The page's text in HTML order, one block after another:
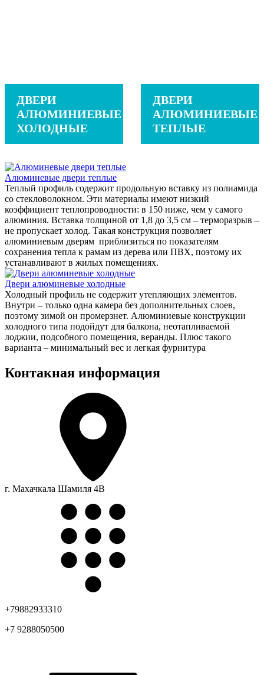
ДВЕРИ
АЛЮМИНИЕВЫЕ
ХОЛОДНЫЕ
ДВЕРИ
АЛЮМИНИЕВЫЕ
ТЕПЛЫЕ
Алюминевые двери теплые
Теплый профиль содержит продольную вставку из полиамида
со стекловолокном. Эти материалы имеют низкий
коэффициент теплопроводности: в 150 ниже, чем у самого
алюминия. Вставка толщиной от 1,8 до 3,5 см – терморазрыв –
не пропускает холод. Такая конструкция позволяет
алюминиевым дверям приблизиться по показателям
сохранения тепла к рамам из дерева или ПВХ, поэтому их
устанавливают в жилых помещениях.
Двери алюминевые холодные
Холодный профиль не содержит утепляющих элементов.
Внутри – только одна камера без дополнительных слоев,
поэтому зимой он промерзнет. Алюминиевые конструкции
холодного типа подойдут для балкона, неотапливаемой
лоджии, подсобного помещения, веранды. Плюс такого
варианта – минимальный вес и легкая фурнитура
Контакная информация
г. Махачкала Шамиля 4В
+79882933310
+7 9288050500